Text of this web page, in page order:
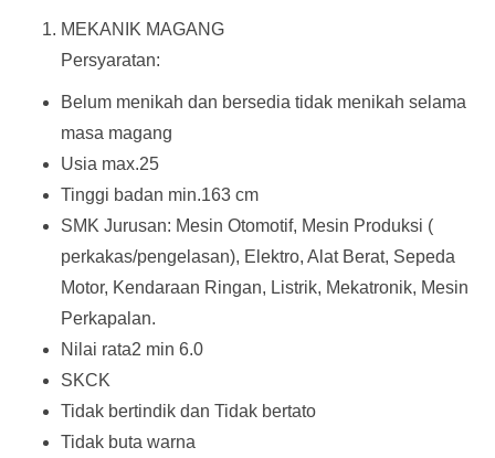
MEKANIK MAGANG
Persyaratan:
Belum menikah dan bersedia tidak menikah selama
masa magang
Usia max.25
Tinggi badan min.163 cm
SMK Jurusan: Mesin Otomotif, Mesin Produksi (
perkakas/pengelasan), Elektro, Alat Berat, Sepeda
Motor, Kendaraan Ringan, Listrik, Mekatronik, Mesin
Perkapalan.
Nilai rata2 min 6.0
SKCK
Tidak bertindik dan Tidak bertato
Tidak buta warna